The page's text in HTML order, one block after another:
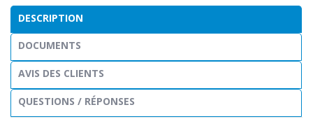
DESCRIPTION
DOCUMENTS
AVIS DES CLIENTS
QUESTIONS / RÉPONSES